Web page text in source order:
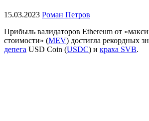
15.03.2023 Роман Петров
Прибыль валидаторов Ethereum от
стоимости» (MEV) достигла рекордных
депега USD Coin (USDC) и краха SVB.